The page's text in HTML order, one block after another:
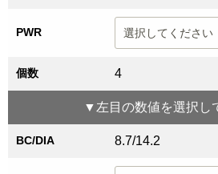
PWR
個数 4
▼ 左目 の数値を選択し
BC/DIA 8.7/14.2